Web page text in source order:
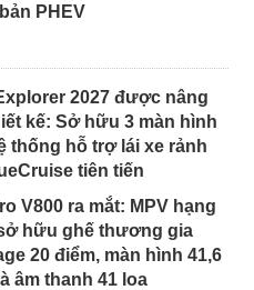
PHEV
2027 được nâng
kế: Sở hữu 3 màn hình
thống hỗ trợ lái xe rảnh
tiên tiến
V800 ra mắt: MPV hạng
hữu ghế thương gia
20 điểm, màn hình 41,6
âm thanh 41 loa